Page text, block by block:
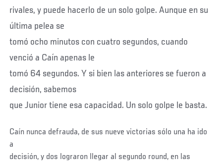
rivales, y puede hacerlo de un solo golpe. Aunque en su
última pelea se
tomó ocho minutos con cuatro segundos, cuando
venció a Caín apenas le
tomó 64 segundos. Y si bien las anteriores se fueron a
decisión, sabemos
que Junior tiene esa capacidad. Un solo golpe le basta.
Caín nunca defrauda, de sus nueve victorias sólo una ha ido
a
decisión, y dos lograron llegar al segundo round, en las